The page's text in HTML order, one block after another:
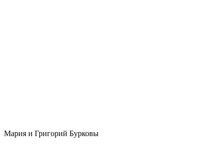
Мария и Григорий Бурковы